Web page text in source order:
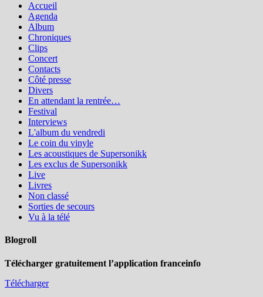
Accueil
Agenda
Album
Chroniques
Clips
Concert
Contacts
Côté presse
Divers
En attendant la rentrée…
Festival
Interviews
L'album du vendredi
Le coin du vinyle
Les acoustiques de Supersonikk
Les exclus de Supersonikk
Live
Livres
Non classé
Sorties de secours
Vu à la télé
Blogroll
Télécharger gratuitement l’application franceinfo
Télécharger